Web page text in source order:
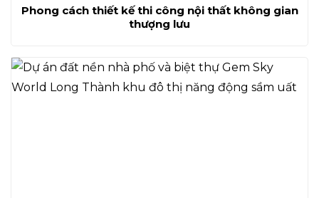
Phong cách thiết kế thi công nội thất không gian
thượng lưu